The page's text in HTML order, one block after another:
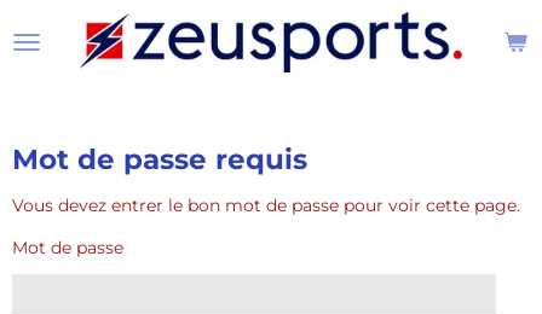
au
Mot de passe requis
Vous devez entrer le bon mot de passe pour voir cette page.
Mot de passe